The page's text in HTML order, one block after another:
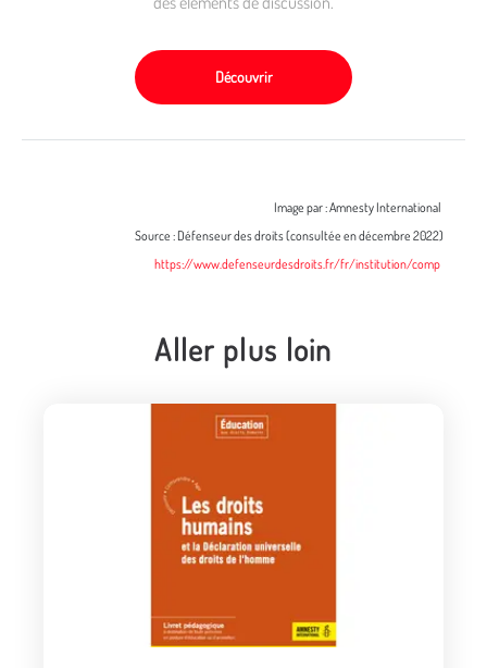
Découvrir
Image par : Amnesty International
Source : Défenseur des droits (consultée en décembre 2022)
https://www.defenseurdesdroits.fr/fr/institution/comp
Aller plus loin